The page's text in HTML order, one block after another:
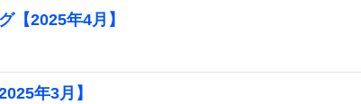
【2025年4月】
年3月】